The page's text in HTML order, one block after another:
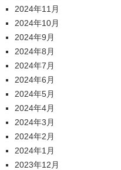
2024年11月
2024年10月
2024年9月
2024年8月
2024年7月
2024年6月
2024年5月
2024年4月
2024年3月
2024年2月
2024年1月
2023年12月